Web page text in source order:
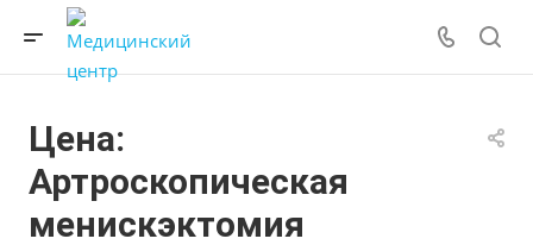
Цена:
Артроскопическая
менискэктомия